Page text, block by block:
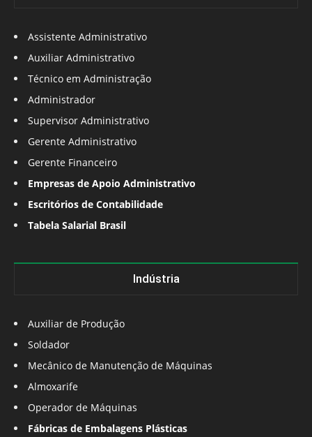
Assistente Administrativo
Auxiliar Administrativo
Técnico em Administração
Administrador
Supervisor Administrativo
Gerente Administrativo
Gerente Financeiro
Empresas de Apoio Administrativo
Escritórios de Contabilidade
Tabela Salarial Brasil
Indústria
Auxiliar de Produção
Soldador
Mecânico de Manutenção de Máquinas
Almoxarife
Operador de Máquinas
Fábricas de Embalagens Plásticas